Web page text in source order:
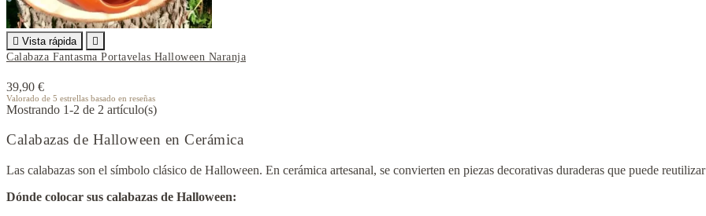
 Vista rápida

Calabaza Fantasma Portavelas Halloween Naranja
39,90 €
Valorado de 5 estrellas basado en reseñas
Mostrando 1-2 de 2 artículo(s)
Calabazas de Halloween en Cerámica
Las calabazas son el símbolo clásico de Halloween. En cerámica artesanal, se convierten en piezas decorativas duraderas que puede
Dónde colocar sus calabazas de Halloween: